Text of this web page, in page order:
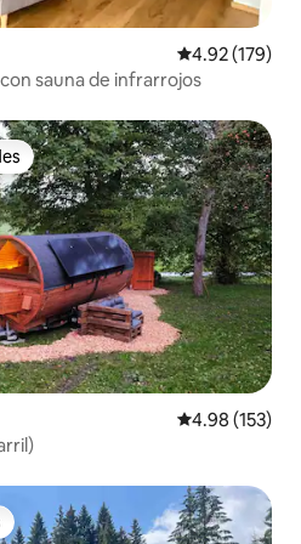
Calificación
4.92 (179)
sauna de infrarrojos
entre huéspedes
Calificación
4.98 (153)